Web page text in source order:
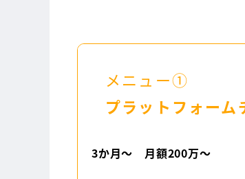
メニュー①
プラットフォー
3か月～ 月額200万～